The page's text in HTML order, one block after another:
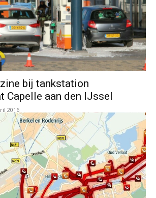
bij tankstation
Capelle aan den IJssel
2016